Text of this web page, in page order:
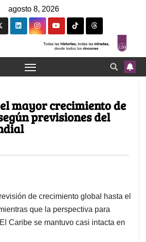
agosto 8, 2026
mayor crecimiento de
previsiones del
de crecimiento global hasta el
que la perspectiva para
Caribe se mantuvo casi intacta en